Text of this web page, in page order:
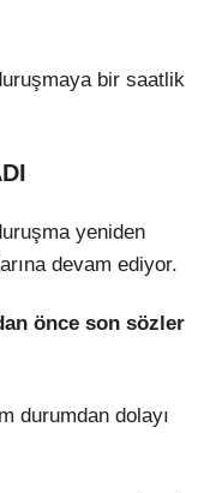
bir saatlik
yeniden
devam ediyor.
önce son sözler
durumdan dolayı